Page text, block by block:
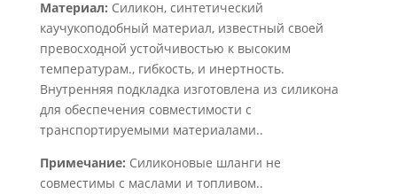
Материал: Силикон, синтетический
каучукоподобный материал, известный своей
превосходной устойчивостью к высоким
температурам., гибкость, и инертность.
Внутренняя подкладка изготовлена ​​из силикона
для обеспечения совместимости с
транспортируемыми материалами..
Примечание: Силиконовые шланги не
совместимы с маслами и топливом..